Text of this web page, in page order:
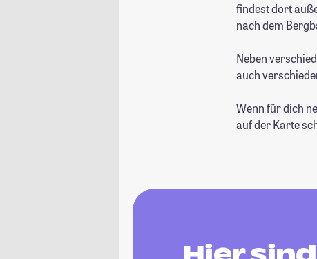
findest dort
nach dem
Neben
auch
Wenn für dich
auf der Karte